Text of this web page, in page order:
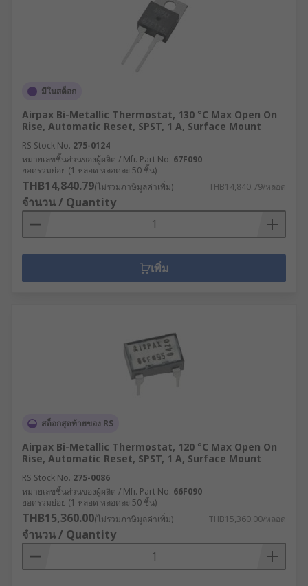
มีในสต็อก
Airpax Bi-Metallic Thermostat, 130 °C Max Open On
Rise, Automatic Reset, SPST, 1 A, Surface Mount
RS Stock No. 275-0124
หมายเลขชิ้นส่วนของผู้ผลิต / Mfr. Part No. 67F090
ยอดรวมย่อย (1 หลอด หลอดละ 50 ชิ้น)
THB14,840.79(ไม่รวมภาษีมูลค่าเพิ่ม) THB14,840.79/หลอด
จำนวน / Quantity
เพิ่ม
สต็อกสุดท้ายของ RS
Airpax Bi-Metallic Thermostat, 120 °C Max Open On
Rise, Automatic Reset, SPST, 1 A, Surface Mount
RS Stock No. 275-0086
หมายเลขชิ้นส่วนของผู้ผลิต / Mfr. Part No. 66F090
ยอดรวมย่อย (1 หลอด หลอดละ 50 ชิ้น)
THB15,360.00(ไม่รวมภาษีมูลค่าเพิ่ม) THB15,360.00/หลอด
จำนวน / Quantity